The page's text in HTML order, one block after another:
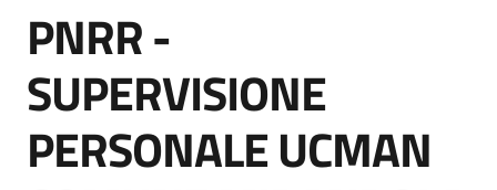
Bandi
e
di
Salta al contenuto
PNRR -
SUPERVISIONE
PERSONALE UCMAN